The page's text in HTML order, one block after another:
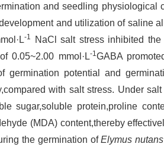
and seedling physiological
and utilization of saline
-1
NaCl salt stress inhibited
0.05~2.00 mmol·L-1 GABA
germination potential and
with salt stress. Under
sugar,soluble protein,proline
(MDA) content,thereby
the germination ofElymus nutans